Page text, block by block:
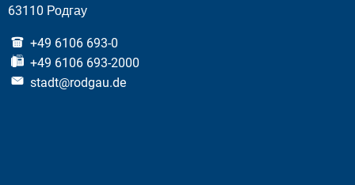
63110 Родгау
+49 6106 693-0
+49 6106 693-2000
stadt@rodgau.de